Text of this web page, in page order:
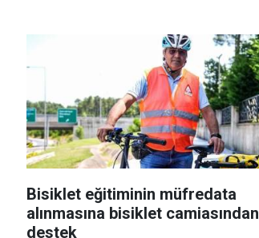
Bisiklet eğitiminin müfredata
alınmasına bisiklet camiasından
destek